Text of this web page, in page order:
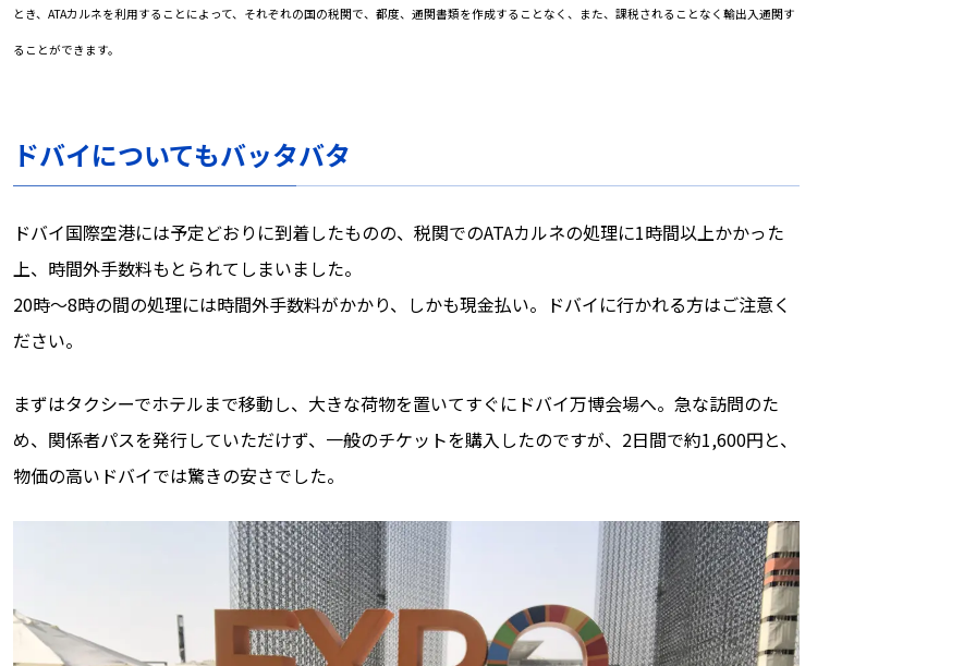
とき、ATAカルネを利用することによって、それぞれの国の税関で、都度、通関書類を作成することなく、また、課税されることなく輸出入通関す
ることができます。
ドバイについてもバッタバタ
ドバイ国際空港には予定どおりに到着したものの、税関でのATAカルネの処理に1時間以上かかった
上、時間外手数料もとられてしまいました。
20時～8時の間の処理には時間外手数料がかかり、しかも現金払い。ドバイに行かれる方はご注意く
ださい。
まずはタクシーでホテルまで移動し、大きな荷物を置いてすぐにドバイ万博会場へ。急な訪問のた
め、関係者パスを発行していただけず、一般のチケットを購入したのですが、2日間で約1,600円と、
物価の高いドバイでは驚きの安さでした。